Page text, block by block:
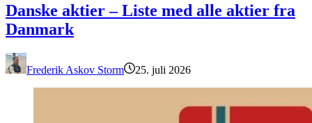
Danske aktier – Liste med alle aktier fra
Danmark
Frederik Askov Storm 25. juli 2026